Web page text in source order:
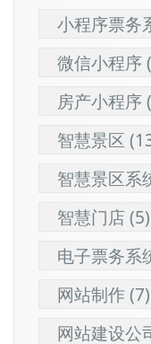
小程序票务
微信小程序
房产小程序
智慧景区
智慧景区系
智慧门店(5)
电子票务系
网站制作(7)
网站建设公